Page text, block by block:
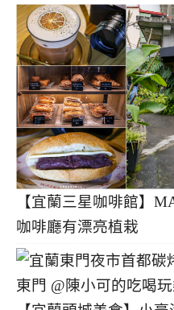
【宜蘭三星咖啡館】
咖啡廳有漂亮植栽